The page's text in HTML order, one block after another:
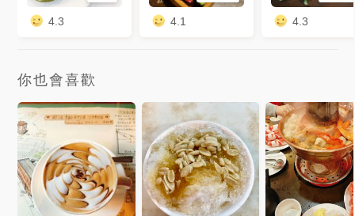
4.3 4.1 4.3
你也會喜歡